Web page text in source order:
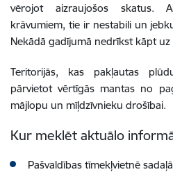
vērojot aizraujošos skatus.
krāvumiem, tie ir nestabili un
Nekādā gadījumā nedrīkst kāpt uz
Teritorijās, kas pakļautas
pārvietot vērtīgās mantas no
mājlopu un mīļdzīvnieku drošībai.
Kur meklēt aktuālo
Pašvaldības tīmekļvietnē sadaļā